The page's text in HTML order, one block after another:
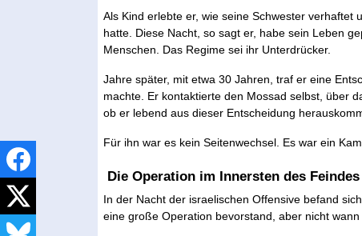
Als Kind erlebte er, wie seine Schwester
hatte. Diese Nacht, so sagt er, habe sein Leben
Menschen. Das Regime sei ihr Unterdrücker.
Jahre später, mit etwa 30 Jahren, traf er eine
machte. Er kontaktierte den Mossad selbst, über
ob er lebend aus dieser Entscheidung
Für ihn war es kein Seitenwechsel. Es war ein
Die Operation im Innersten des Feindes
In der Nacht der israelischen Offensive befand
eine große Operation bevorstand, aber nicht